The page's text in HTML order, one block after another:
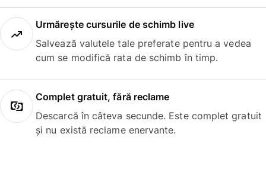
Urmărește cursurile de schimb live
Salvează valutele tale preferate pentru a vedea
cum se modifică rata de schimb în timp.
Complet gratuit, fără reclame
Descarcă în câteva secunde. Este complet gratuit
și nu există reclame enervante.